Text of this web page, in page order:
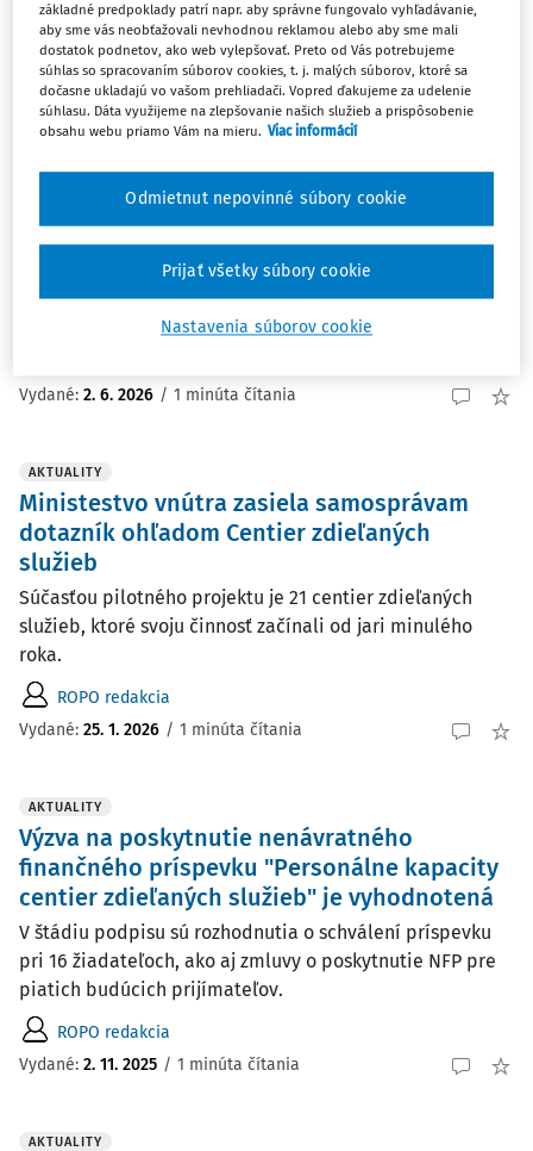
ROPO redakcia
Vydané:21. 6. 2026 / 1 minúta čítania
AKTUALITY
Ministerstvo zdravotníctva vyhlási výzvu na
sociálne taxíky
Výzva umožní nakúpiť do obcí združených v centrách
zdieľaných služieb vozidlá na prepravu seniorov,
Vydané: 2. 6. 2026 / 1 minúta čítania
AKTUALITY
Ministestvo vnútra zasiela samosprávam
dotazník ohľadom Centier zdieľaných
služieb
Súčasťou pilotného projektu je 21 centier zdieľaných
služieb, ktoré svoju činnosť začínali od jari minulého
roka.
ROPO redakcia
Vydané: 25. 1. 2026 / 1 minúta čítania
AKTUALITY
Výzva na poskytnutie nenávratného
finančného príspevku "Personálne kapacity
centier zdieľaných služieb" je vyhodnotená
V štádiu podpisu sú rozhodnutia o schválení príspevku
pri 16 žiadateľoch, ako aj zmluvy o poskytnutie NFP pre
piatich budúcich prijímateľov.
ROPO redakcia
Vydané: 2. 11. 2025 / 1 minúta čítania
AKTUALITY
základné predpoklady patrí napr. aby správne fungovalo vyhľadávanie,
aby sme vás neobťažovali nevhodnou reklamou alebo aby sme mali
dostatok podnetov, ako web vylepšovať. Preto od Vás potrebujeme
súhlas so spracovaním súborov cookies, t. j. malých súborov, ktoré sa
dočasne ukladajú vo vašom prehliadači. Vopred ďakujeme za udelenie
súhlasu. Dáta využijeme na zlepšovanie našich služieb a prispôsobenie
obsahu webu priamo Vám na mieru. Viac informácií
Nastavenia súborov cookie
Odmietnut nepovinné súbory cookie
Prijať všetky súbory cookie